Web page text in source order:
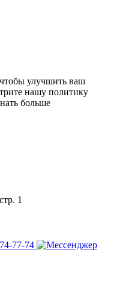
улучшить ваш
нашу политику
больше
1
77-74